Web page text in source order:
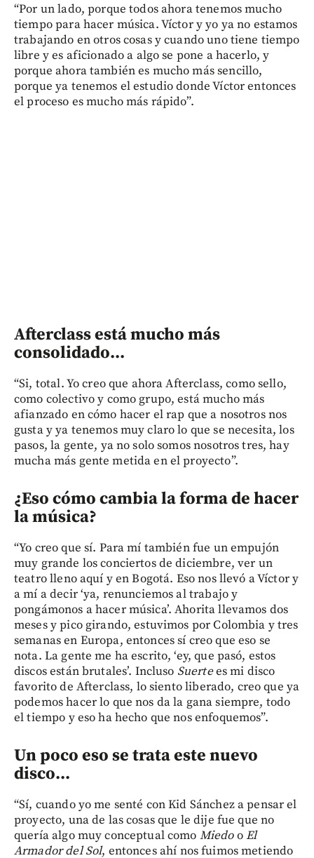
“Por un lado, porque todos ahora tenemos mucho
tiempo para hacer música. Víctor y yo ya no estamos
trabajando en otros cosas y cuando uno tiene tiempo
libre y es aficionado a algo se pone a hacerlo, y
porque ahora también es mucho más sencillo,
porque ya tenemos el estudio donde Víctor entonces
el proceso es mucho más rápido”.
Afterclass está mucho más
consolidado...
“Si, total. Yo creo que ahora Afterclass, como sello,
como colectivo y como grupo, está mucho más
afianzado en cómo hacer el rap que a nosotros nos
gusta y ya tenemos muy claro lo que se necesita, los
pasos, la gente, ya no solo somos nosotros tres, hay
mucha más gente metida en el proyecto”.
¿Eso cómo cambia la forma de hacer
la música?
“Yo creo que sí. Para mí también fue un empujón
muy grande los conciertos de diciembre, ver un
teatro lleno aquí y en Bogotá. Eso nos llevó a Víctor y
a mí a decir ‘ya, renunciemos al trabajo y
pongámonos a hacer música’. Ahorita llevamos dos
meses y pico girando, estuvimos por Colombia y tres
semanas en Europa, entonces sí creo que eso se
nota. La gente me ha escrito, ‘ey, que pasó, estos
discos están brutales’. Incluso Suertees mi disco
favorito de Afterclass, lo siento liberado, creo que ya
podemos hacer lo que nos da la gana siempre, todo
el tiempo y eso ha hecho que nos enfoquemos”.
Un poco eso se trata este nuevo
disco...
“Sí, cuando yo me senté con Kid Sánchez a pensar el
proyecto, una de las cosas que le dije fue que no
quería algo muy conceptual como MiedooEl
Armador del Sol, entonces ahí nos fuimos metiendo